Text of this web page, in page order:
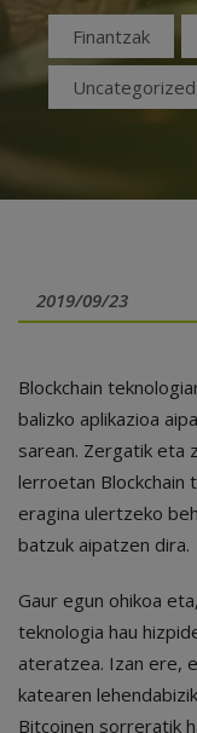
Finantzak
Uncategorized
2019/09/23
Blockchain
balizko aplikazioa
sarean. Zergatik eta
lerroetan Blockchain
eragina ulertzeko
batzuk aipatzen dira.
Gaur egun ohikoa
teknologia hau
ateratzea. Izan ere,
katearen
Bitcoinen sorreratik